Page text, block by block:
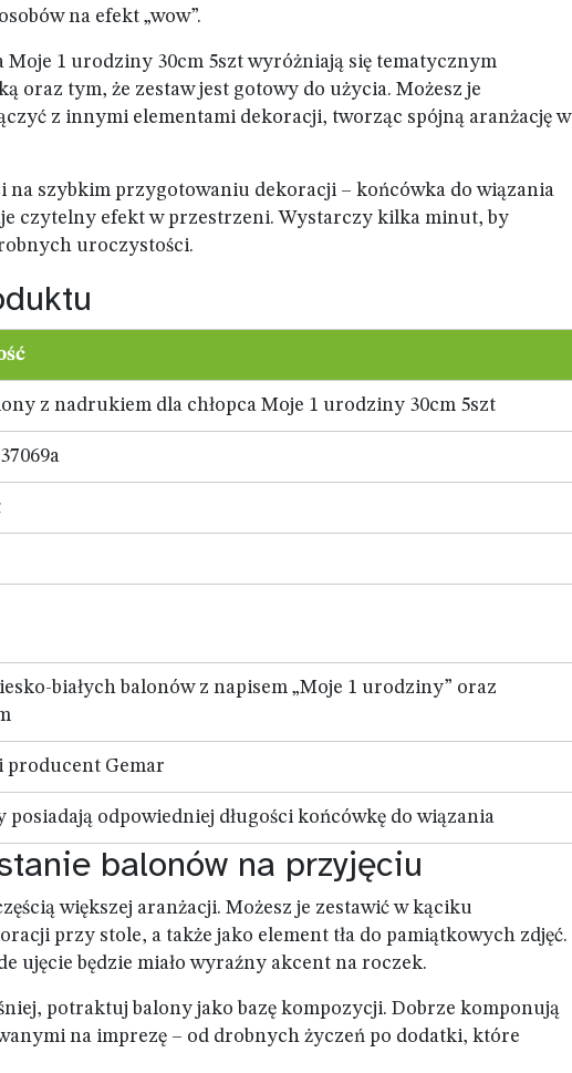
na efekt „wow”.
Moje 1 urodziny 30cm 5szt wyróżniają się tematycznym
oraz tym, że zestaw jest gotowy do użycia. Możesz je
z innymi elementami dekoracji, tworząc spójną aranżację w
na szybkim przygotowaniu dekoracji – końcówka do wiązania
czytelny efekt w przestrzeni. Wystarczy kilka minut, by
uroczystości.
z nadrukiem dla chłopca Moje 1 urodziny 30cm 5szt
białych balonów z napisem „Moje 1 urodziny” oraz
producent Gemar
posiadają odpowiedniej długości końcówkę do wiązania
balonów na przyjęciu
większej aranżacji. Możesz je zestawić w kąciku
przy stole, a także jako element tła do pamiątkowych zdjęć.
ujęcie będzie miało wyraźny akcent na roczek.
potraktuj balony jako bazę kompozycji. Dobrze komponują
na imprezę – od drobnych życzeń po dodatki, które